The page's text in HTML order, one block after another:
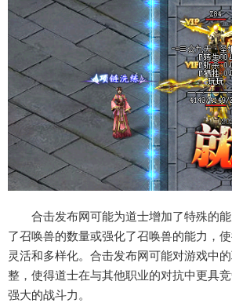
合击发布网可能为道士增加了特殊的能
了召唤兽的数量或强化了召唤兽的能力，
灵活和多样化。合击发布网可能对游戏中
整，使得道士在与其他职业的对抗中更具
强大的战斗力。